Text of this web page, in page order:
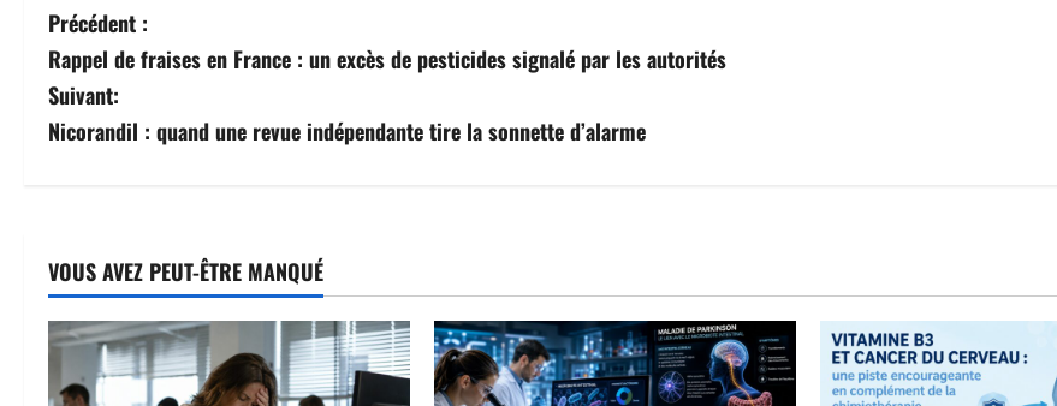
N
a
v
a
t
i
Précédent :
Rappel de fraises en France : un excès de pesticides signalé par les autorités
Suivant:
Nicorandil : quand une revue indépendante tire la sonnette d’alarme
VOUS AVEZ PEUT-ÊTRE MANQUÉ